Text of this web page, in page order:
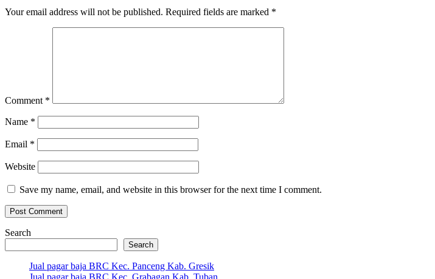
Your email address will not be published. Required fields are marked *
Comment *
Name *
Email *
Website
Save my name, email, and website in this browser for the next time I comment.
Search
Search
Jual pagar baja BRC Kec. Panceng Kab. Gresik